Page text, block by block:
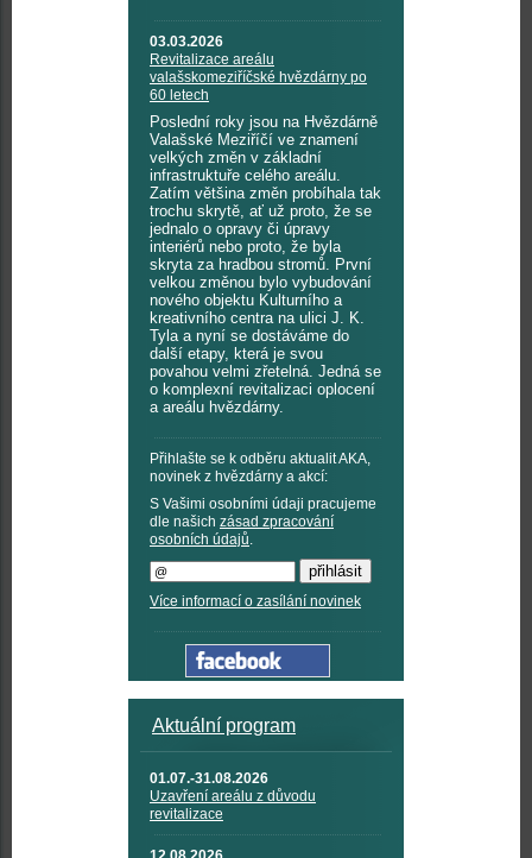
03.03.2026
Revitalizace areálu
valašskomeziříčské hvězdárny po
60 letech
Poslední roky jsou na Hvězdárně
Valašské Meziříčí ve znamení
velkých změn v základní
infrastruktuře celého areálu.
Zatím většina změn probíhala tak
trochu skrytě, ať už proto, že se
jednalo o opravy či úpravy
interiérů nebo proto, že byla
skryta za hradbou stromů. První
velkou změnou bylo vybudování
nového objektu Kulturního a
kreativního centra na ulici J. K.
Tyla a nyní se dostáváme do
další etapy, která je svou
povahou velmi zřetelná. Jedná se
o komplexní revitalizaci oplocení
a areálu hvězdárny.
Přihlašte se k odběru aktualit AKA,
novinek z hvězdárny a akcí:
S Vašimi osobními údaji pracujeme
dle našich zásad zpracování
osobních údajů.
Více informací o zasílání novinek
Aktuální program
01.07.-31.08.2026
Uzavření areálu z důvodu
revitalizace